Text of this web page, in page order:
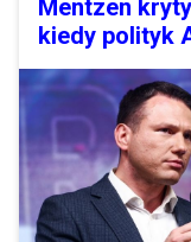
Mentzen
kiedy polityk